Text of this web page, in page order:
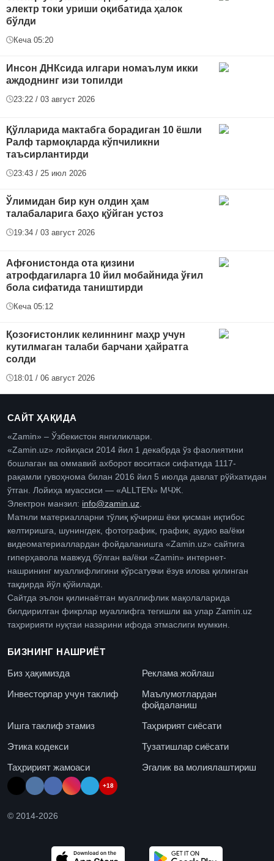
электр токи уриши оқибатида ҳалок
бўлди
Кеча 05:20
Инсон ДНКсида илгари номаълум икки
аждоднинг изи топилди
23:22 / 03 август 2026
Қўлларида мактабга борадиган 10 ёшли
Ралф тармоқларда кўпчиликни
таъсирлантирди
23:43 / 25 июл 2026
Ўлимидан бир кун олдин ҳам
талабаларига баҳо қўйган устоз
19:34 / 03 август 2026
Афғонистонда ота қизини
атрофдагиларга 10 йил мобайнида ўғил
бола сифатида таништирди
Кеча 05:12
Қозоғистонлик келиннинг маҳр учун
кутилмаган талаби барчани ҳайратга
солди
18:01 / 06 август 2026
САЙТ ҲАҚИДА
«Zamin» – Ўзбекистон янгиликлари.
«Zamin.uz» лойиҳаси 2014 йил 1 декабрда ўз фаолиятини
бошлаган ва оммавий ахборот воситаси сифатида 1117-
рақамли гувоҳнома билан 2016 йил 5 июлда давлат рўйхатидан
ўтган. Лойиҳа муассиси — «ALLTEN» МЧЖ.
Электрон манзил: info@zamin.uz
Матнли материалларни тўлиқ кўчириш ёки қисман иқтибос
келтиришга, шунингдек, фотографик, график, аудио ва/ёки
видеоматериаллардан фойдаланишга «Zamin.uz» сайтига
гиперҳавола мавжуд бўлган ва/ёки «Zamin» интернет-
нашрининг муаллифлигини кўрсатувчи ёзув илова қилинган
тақдирда йўл қўйилади.
Сайтда эълон қилинаётган муаллифлик мақолаларида
билдирилган фикрлар муаллифга тегишли ва улар Zamin.uz
таҳририяти нуқтаи назарини ифода этмаслиги мумкин.
БИЗНИНГ НАШРИЁТ
Биз ҳақимизда
Реклама жойлаш
Инвесторлар учун таклиф
Маълумотлардан
фойдаланиш
Ишга таклиф этамиз
Таҳририят сиёсати
Этика кодекси
Тузатишлар сиёсати
Таҳририят жамоаси
Эгалик ва молиялаштириш
+18
© 2014-2026